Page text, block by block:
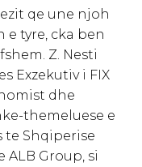
qe une njoh
tyre, cka ben
Z. Nesti
Exzekutiv i FIX
dhe
themeluese e
te Shqiperise
ALB Group, si